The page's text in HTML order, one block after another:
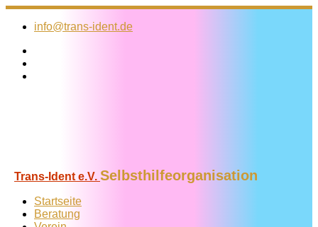
Zum
Inhalt
info@trans-ident.de
Trans-Ident e.V. Selbsthilfeorganisation
Startseite
Beratung